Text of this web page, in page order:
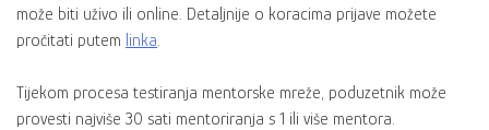
može biti uživo ili online. Detaljnije o koracima prijave možete
pročitati putem linka.
Tijekom procesa testiranja mentorske mreže, poduzetnik može
provesti najviše 30 sati mentoriranja s 1 ili više mentora.